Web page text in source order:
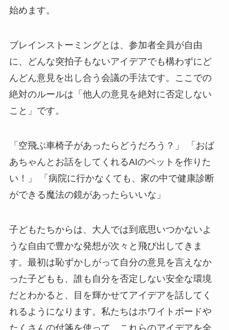
始めます。
ブレインストーミングとは、参加者全員が自由
に、どんな突拍子もないアイデアでも構わずにど
んどん意見を出し合う会議の手法です。ここでの
絶対のルールは「他人の意見を絶対に否定しない
こと」です。
「空飛ぶ車椅子があったらどうだろう？」 「おば
あちゃんとお話をしてくれるAIのペットを作りた
い！」 「病院に行かなくても、家の中で健康診断
ができる魔法の鏡があったらいいな」
子どもたちからは、大人では到底思いつかないよ
うな自由で豊かな発想が次々と飛び出してきま
す。最初は恥ずかしがって自分の意見を言えなか
った子どもも、誰も自分を否定しない安全な環境
だとわかると、目を輝かせてアイデアを話してく
れるようになります。私たちはホワイトボードや
たくさんの付箋を使って、これらのアイデアを全